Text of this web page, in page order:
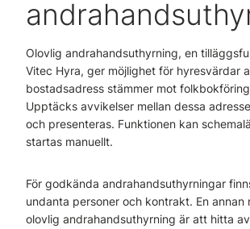
Olovlig andrahandsuthyrning, en
Vitec Hyra, ger möjlighet för hyresvärdar
bostadsadress stämmer mot
Upptäcks avvikelser mellan dessa
och presenteras. Funktionen kan
startas manuellt.
För godkända andrahandsuthyrningar
undanta personer och kontrakt. En annan
olovlig andrahandsuthyrning är att hitta